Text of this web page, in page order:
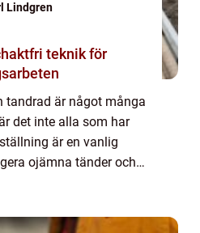
Lindgren
tandrad är något många
det inte alla som har
är en vanlig
ojämna tänder och